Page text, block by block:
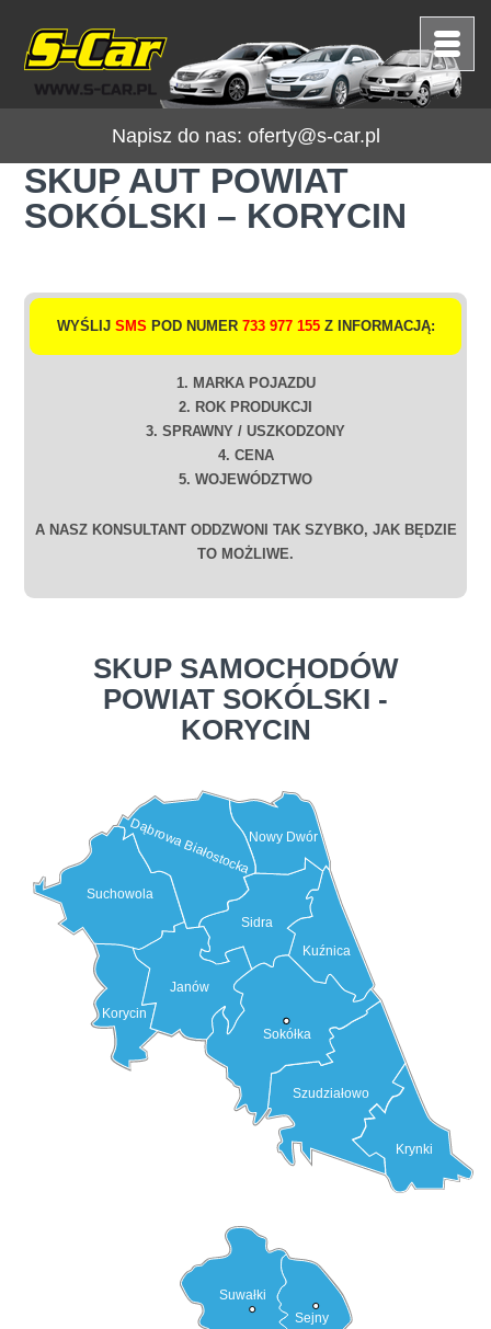
Napisz do nas: oferty@s-car.pl
SKUP AUT POWIAT
SOKÓLSKI – KORYCIN
WYŚLIJ SMS POD NUMER 733 977 155Z INFORMACJĄ:
1. MARKA POJAZDU
2. ROK PRODUKCJI
3. SPRAWNY / USZKODZONY
4. CENA
5. WOJEWÓDZTWO
A NASZ KONSULTANT ODDZWONI TAK SZYBKO, JAK BĘDZIE
TO MOŻLIWE.
SKUP SAMOCHODÓW
POWIAT SOKÓLSKI -
KORYCIN
Kuźnica
Szudziałowo
Krynki
Sidra
Suchowola
Korycin
Janów
Nowy Dwór
Dąbrowa Białostocka
Sokółka
Sejny
Suwałki